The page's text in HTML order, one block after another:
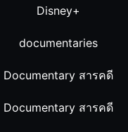
Disney+
documentaries
Documentary สารคดี
Documentary สารคดี